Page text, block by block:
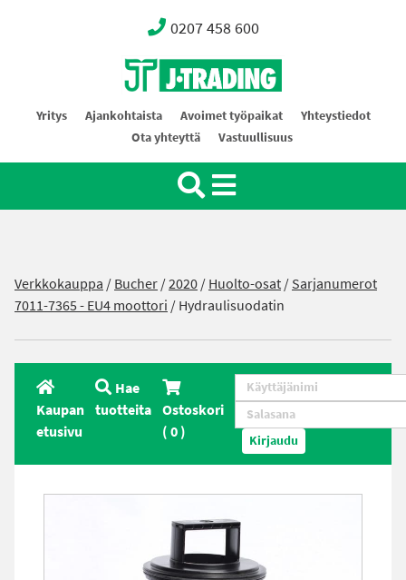
0207 458 600
Oy J-Trading Ab
Yritys Ajankohtaista Avoimet työpaikat
Yhteystiedot
Ota yhteyttä
Vastuullisuus
Verkkokauppa /Bucher/2020/Huolto-osat/Sarjanumerot
7011-7365 - EU4 moottori / Hydraulisuodatin
Kaupan
etusivu
Hae
tuotteita Ostoskori
(0) Kirjaudu